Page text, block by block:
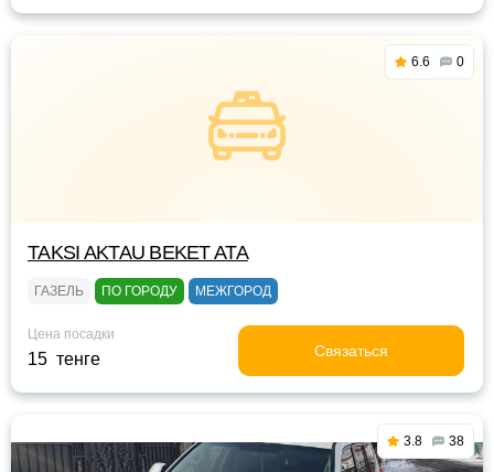
6.6 0
TAKSI AKTAU BEKET ATA
ГАЗЕЛЬ ПО ГОРОДУ МЕЖГОРОД
Цена посадки
15 тенге Связаться
3.8 38